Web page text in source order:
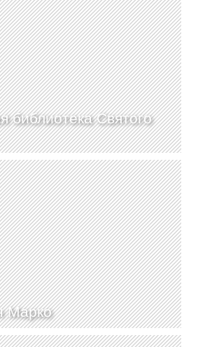
библиотека Святого
Марко